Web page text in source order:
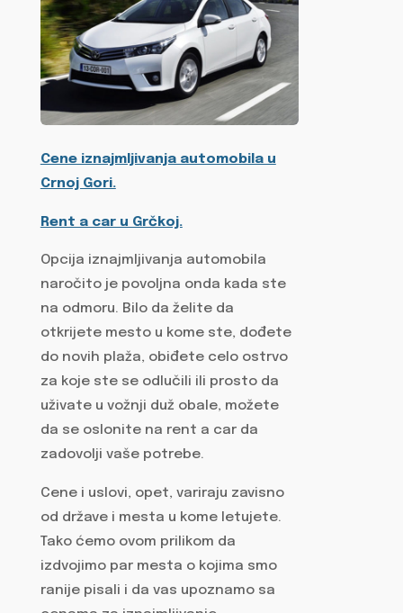
Cene iznajmljivanja automobila u
Crnoj Gori.
Rent a car u Grčkoj.
Opcija iznajmljivanja automobila
naročito je povoljna onda kada ste
na odmoru. Bilo da želite da
otkrijete mesto u kome ste, dođete
do novih plaža, obiđete celo ostrvo
za koje ste se odlučili ili prosto da
uživate u vožnji duž obale, možete
da se oslonite na rent a car da
zadovolji vaše potrebe.
Cene i uslovi, opet, variraju zavisno
od države i mesta u kome letujete.
Tako ćemo ovom prilikom da
izdvojimo par mesta o kojima smo
ranije pisali i da vas upoznamo sa